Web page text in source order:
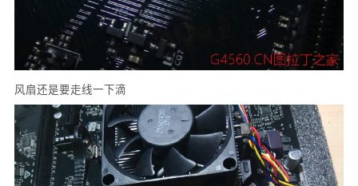
风扇还是要走线一下滴